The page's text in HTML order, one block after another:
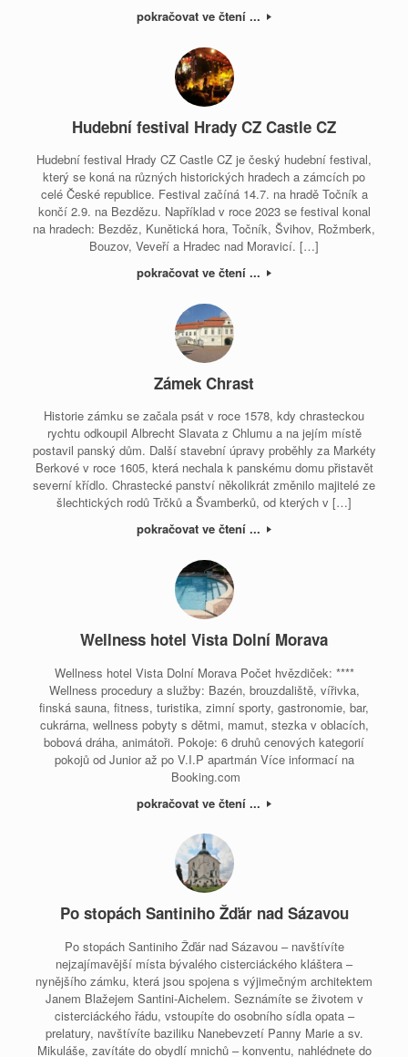
pokračovat ve čtení ...
Hudební festival Hrady CZ Castle CZ
Hudební festival Hrady CZ Castle CZ je český hudební festival,
který se koná na různých historických hradech a zámcích po
celé České republice. Festival začíná 14.7. na hradě Točník a
končí 2.9. na Bezdězu. Například v roce 2023 se festival konal
na hradech: Bezděz, Kunětická hora, Točník, Švihov, Rožmberk,
Bouzov, Veveří a Hradec nad Moravicí. […]
pokračovat ve čtení ...
Zámek Chrast
Historie zámku se začala psát v roce 1578, kdy chrasteckou
rychtu odkoupil Albrecht Slavata z Chlumu a na jejím místě
postavil panský dům. Další stavební úpravy proběhly za Markéty
Berkové v roce 1605, která nechala k panskému domu přistavět
severní křídlo. Chrastecké panství několikrát změnilo majitelé ze
šlechtických rodů Trčků a Švamberků, od kterých v […]
pokračovat ve čtení ...
Wellness hotel Vista Dolní Morava
Wellness hotel Vista Dolní Morava Počet hvězdiček: ****
Wellness procedury a služby: Bazén, brouzdaliště, vířivka,
finská sauna, fitness, turistika, zimní sporty, gastronomie, bar,
cukrárna, wellness pobyty s dětmi, mamut, stezka v oblacích,
bobová dráha, animátoři. Pokoje: 6 druhů cenových kategorií
pokojů od Junior až po V.I.P apartmán Více informací na
Booking.com
pokračovat ve čtení ...
Po stopách Santiniho Žďár nad Sázavou
Po stopách Santiniho Žďár nad Sázavou – navštívíte
nejzajímavější místa bývalého cisterciáckého kláštera –
nynějšího zámku, která jsou spojena s výjimečným architektem
Janem Blažejem Santini-Aichelem. Seznámíte se životem v
cisterciáckého řádu, vstoupíte do osobního sídla opata –
prelatury, navštívíte baziliku Nanebevzetí Panny Marie a sv.
Mikuláše, zavítáte do obydlí mnichů – konventu, nahlédnete do